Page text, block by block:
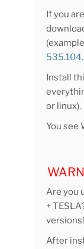
If you
Install
or linux).
You see
Are you
+
After